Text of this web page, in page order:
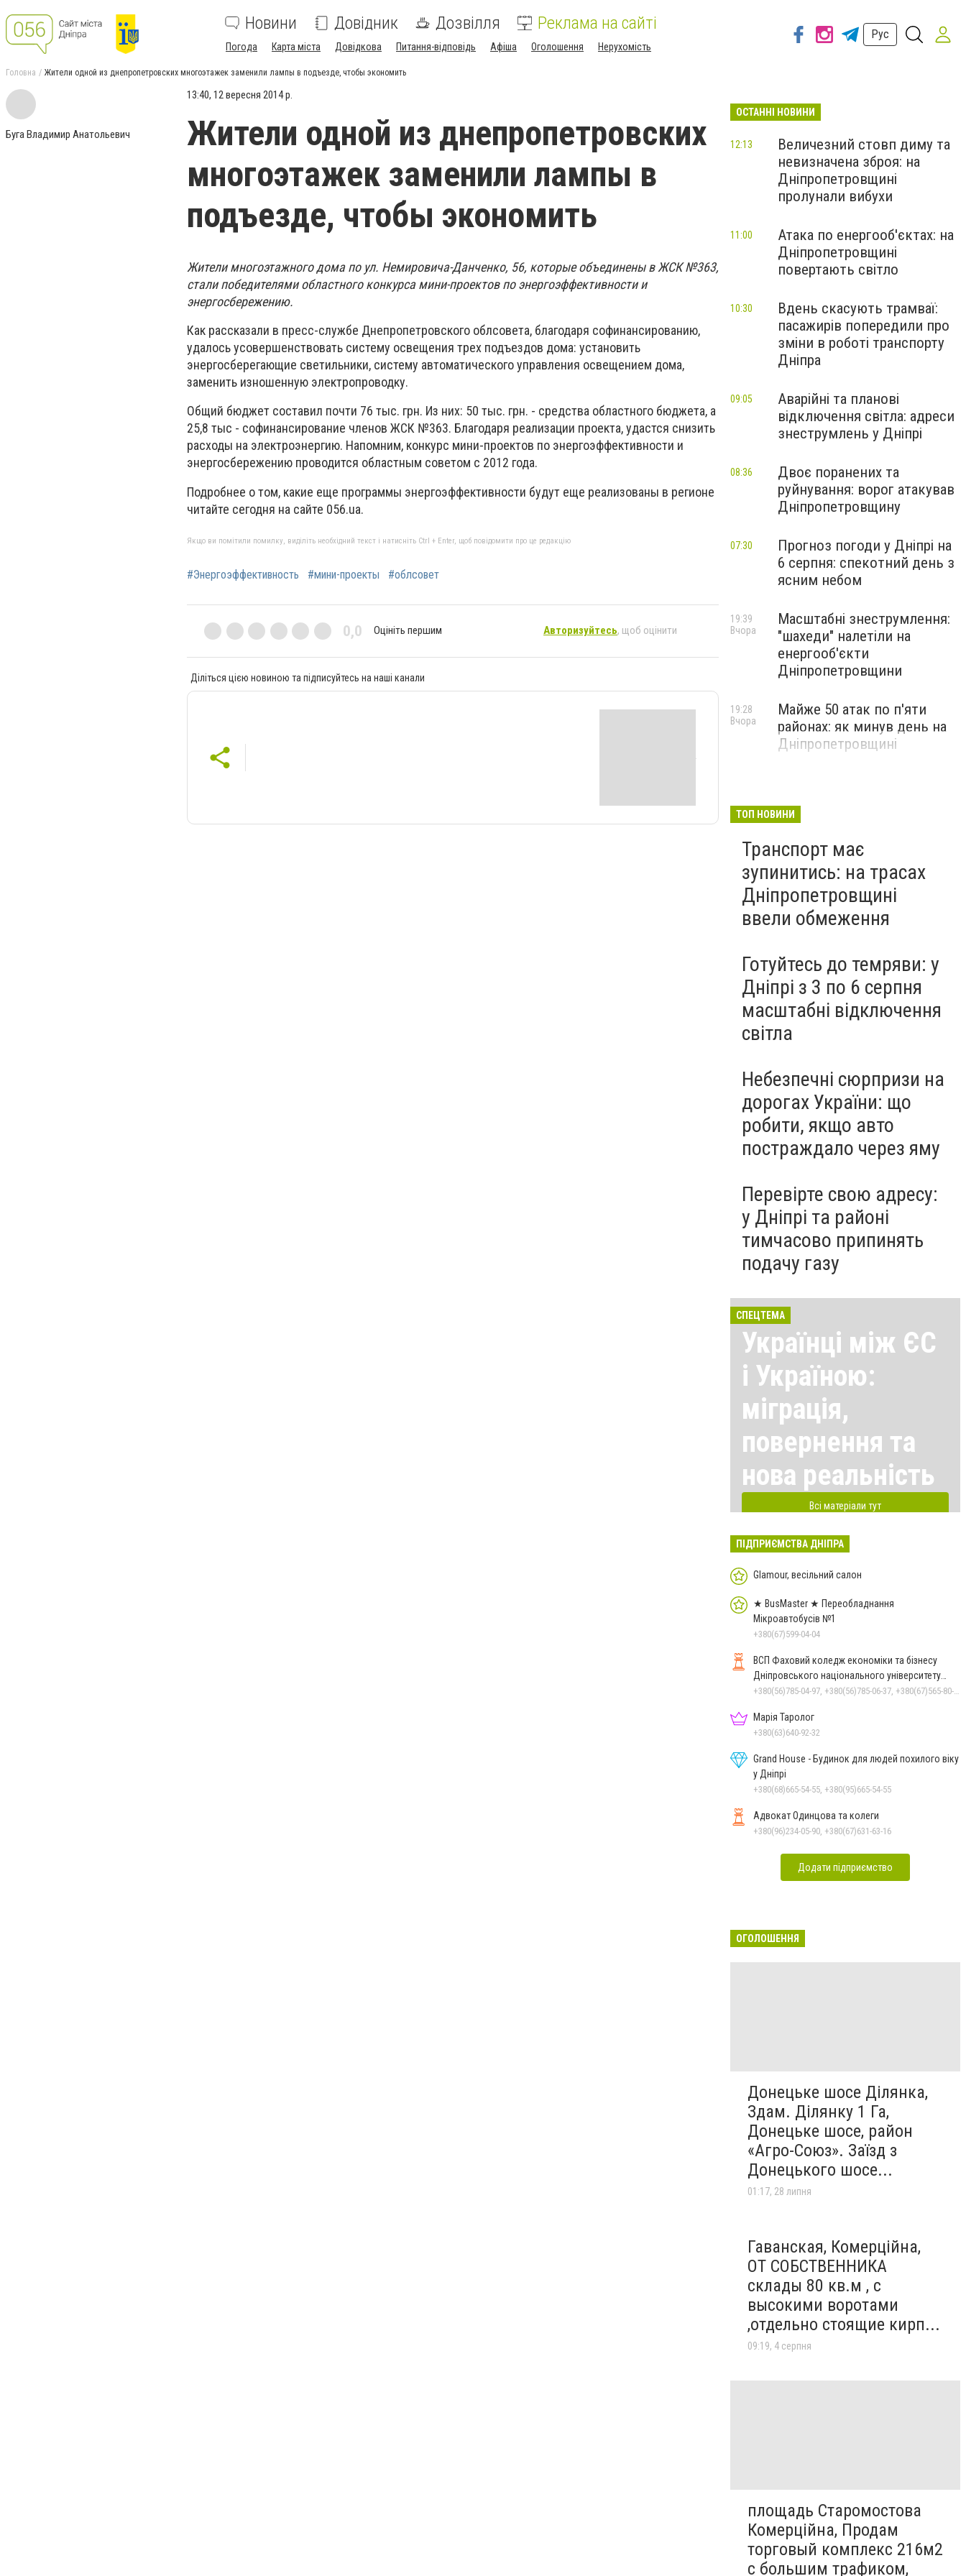
Новини Довідник Дозвілля Реклама на сайті
Погода Карта міста Довідкова Питання-відповідь Афіша Оголошення Нерухомість
Рус
Головна Жители одной из днепропетровских многоэтажек заменили лампы в подъезде, чтобы экономить
Буга Владимир Анатольевич
13:40, 12 вересня 2014 р.
Жители одной из днепропетровских
многоэтажек заменили лампы в
подъезде, чтобы экономить
Жители многоэтажного дома по ул. Немировича-Данченко, 56, которые объединены в ЖСК №363,
стали победителями областного конкурса мини-проектов по энергоэффективности и
энергосбережению.
Как рассказали в пресс-службе Днепропетровского облсовета, благодаря софинансированию,
удалось усовершенствовать систему освещения трех подъездов дома: установить
энергосберегающие светильники, систему автоматического управления освещением дома,
заменить изношенную электропроводку.
Общий бюджет составил почти 76 тыс. грн. Из них: 50 тыс. грн. - средства областного бюджета, а
25,8 тыс - софинансирование членов ЖСК №363. Благодаря реализации проекта, удастся снизить
расходы на электроэнергию. Напомним, конкурс мини-проектов по энергоэффективности и
энергосбережению проводится областным советом с 2012 года.
Подробнее о том, какие еще программы энергоэффективности будут еще реализованы в регионе
читайте сегодня на сайте 056.ua.
Якщо ви помітили помилку, виділіть необхідний текст і натисніть Ctrl + Enter, щоб повідомити про це редакцію
#Энергоэффективность #мини-проекты #облсовет
0,0 Оцініть першим Авторизуйтесь, щоб оцінити
Діліться цією новиною та підписуйтесь на наші канали
ОСТАННІ НОВИНИ
Величезний стовп диму та
невизначена зброя: на
Дніпропетровщині
пролунали вибухи
12:13
Атака по енергооб'єктах: на
Дніпропетровщині
повертають світло
11:00
Вдень скасують трамваї:
пасажирів попередили про
зміни в роботі транспорту
Дніпра
10:30
Аварійні та планові
відключення світла: адреси
знеструмлень у Дніпрі
09:05
Двоє поранених та
руйнування: ворог атакував
Дніпропетровщину
08:36
Прогноз погоди у Дніпрі на
6 серпня: спекотний день з
ясним небом
07:30
Масштабні знеструмлення:
"шахеди" налетіли на
енергооб'єкти
Дніпропетровщини
19:39
Вчора
Майже 50 атак по п'яти
районах: як минув день на
Дніпропетровщині
19:28
Вчора
ТОП НОВИНИ
Транспорт має
зупинитись: на трасах
Дніпропетровщині
ввели обмеження
Готуйтесь до темряви: у
Дніпрі з 3 по 6 серпня
масштабні відключення
світла
Небезпечні сюрпризи на
дорогах України: що
робити, якщо авто
постраждало через яму
Перевірте свою адресу:
у Дніпрі та районі
тимчасово припинять
подачу газу
СПЕЦТЕМА
Українці між ЄС
і Україною:
міграція,
повернення та
нова реальність
Всі матеріали тут
ПІДПРИЄМСТВА ДНІПРА
Glamour, весільний салон
★ BusMaster ★ Переобладнання
Мікроавтобусів №1
+380(67)599-04-04
ВСП Фаховий коледж економіки та бізнесу
Дніпровського національного університету
імені Олеся Гончара
Марія Таролог
+380(63)640-92-32
Grand House - Будинок для людей похилого віку
у Дніпрі
+380(68)665-54-55, +380(95)665-54-55
Адвокат Одинцова та колеги
+380(96)234-05-90, +380(67)631-63-16
Додати підприємство
ОГОЛОШЕННЯ
Донецьке шосе Ділянка,
Здам. Ділянку 1 Га,
Донецьке шосе, район
«Агро-Союз». Заїзд з
Донецького шосе...
01:17, 28 липня
Гаванская, Комерційна,
ОТ СОБСТВЕННИКА
склады 80 кв.м , c
высокими воротами
,отдельно стоящие кирп...
09:19, 4 серпня
площадь Старомостова
Комерційна, Продам
торговый комплекс 216м2
с большим трафиком,